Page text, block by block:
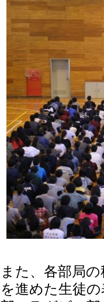
また、各部局
を進めた生徒